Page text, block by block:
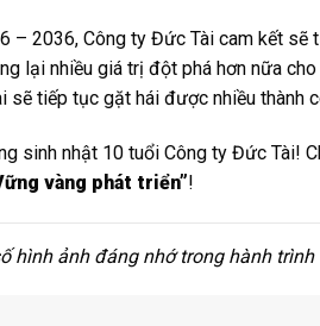
– 2036, Công ty Đức Tài cam kết
lại nhiều giá trị đột phá hơn nữa
sẽ tiếp tục gặt hái được nhiều thành
sinh nhật 10 tuổi Công ty Đức Tài!
vàng phát triển”!
hình ảnh đáng nhớ trong hành